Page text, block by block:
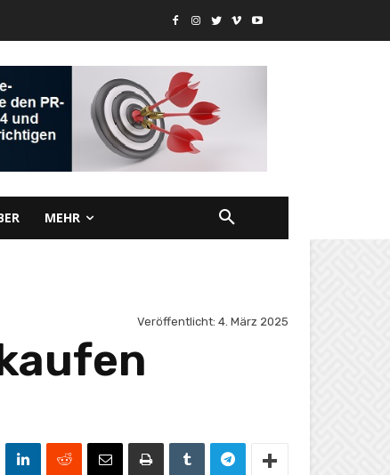
MEHR
Veröffentlicht: 4. März 2025